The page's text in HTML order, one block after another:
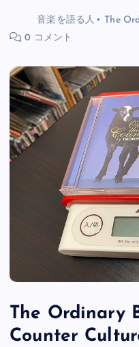
音楽を語る人 The
0 コメント
The Ordinary
Counter